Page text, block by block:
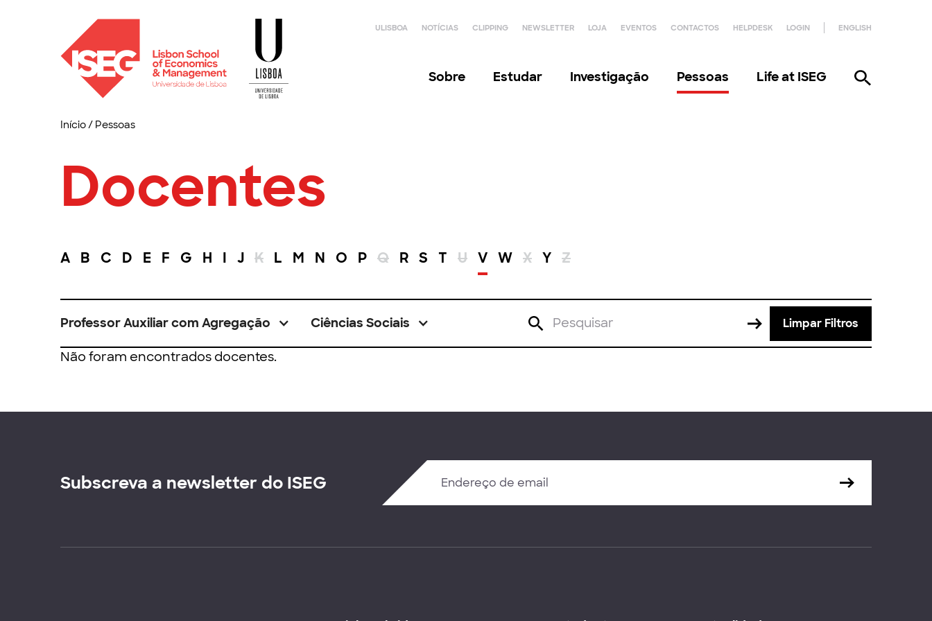
ULISBOA NOTÍCIAS CLIPPING NEWSLETTER LOJA EVENTOS CONTACTOS HELPDESK LOGIN ENGLISH
Sobre Estudar Investigação Pessoas Life at ISEG
Início/ Pessoas
Docentes
A B C D E F G H I J K L M N O P Q R S T U V W X Y Z
Professor Auxiliar com Agregação Ciências Sociais Limpar Filtros
Não foram encontrados docentes.
Subscreva a newsletter do ISEG